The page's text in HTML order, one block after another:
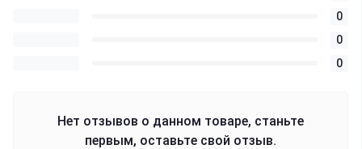
0
0
0
Нет отзывов о данном товаре, станьте
первым, оставьте свой отзыв.